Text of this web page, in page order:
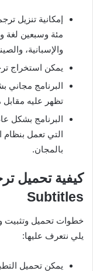
إمكانية تنزيل
مئة وسبعين لغة
والإسبانية،
يمكن استخراج
البرنامج مجاني
تظهر عليه مقابل مبلغ
البرنامج بشكل
التي تعمل بنظام
بالمجان.
Subtitles
يلي نتعرف عليها:
يمكن تحميل